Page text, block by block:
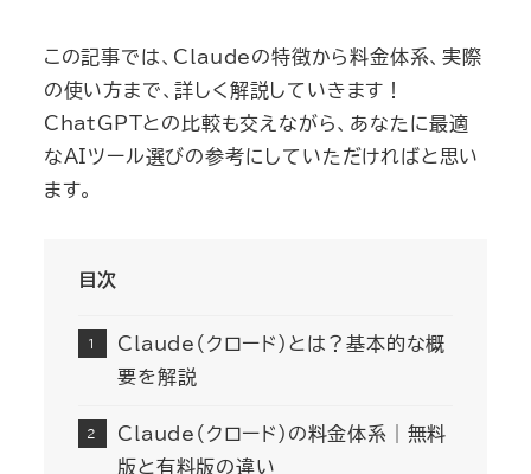
この記事では、Claudeの特徴から料金体系、実際
の使い方まで、詳しく解説していきます！
ChatGPTとの比較も交えながら、あなたに最適
なAIツール選びの参考にしていただければと思い
ます。
目次
Claude（クロード）とは？基本的な概
要を解説
Claude（クロード）の料金体系｜無料
版と有料版の違い